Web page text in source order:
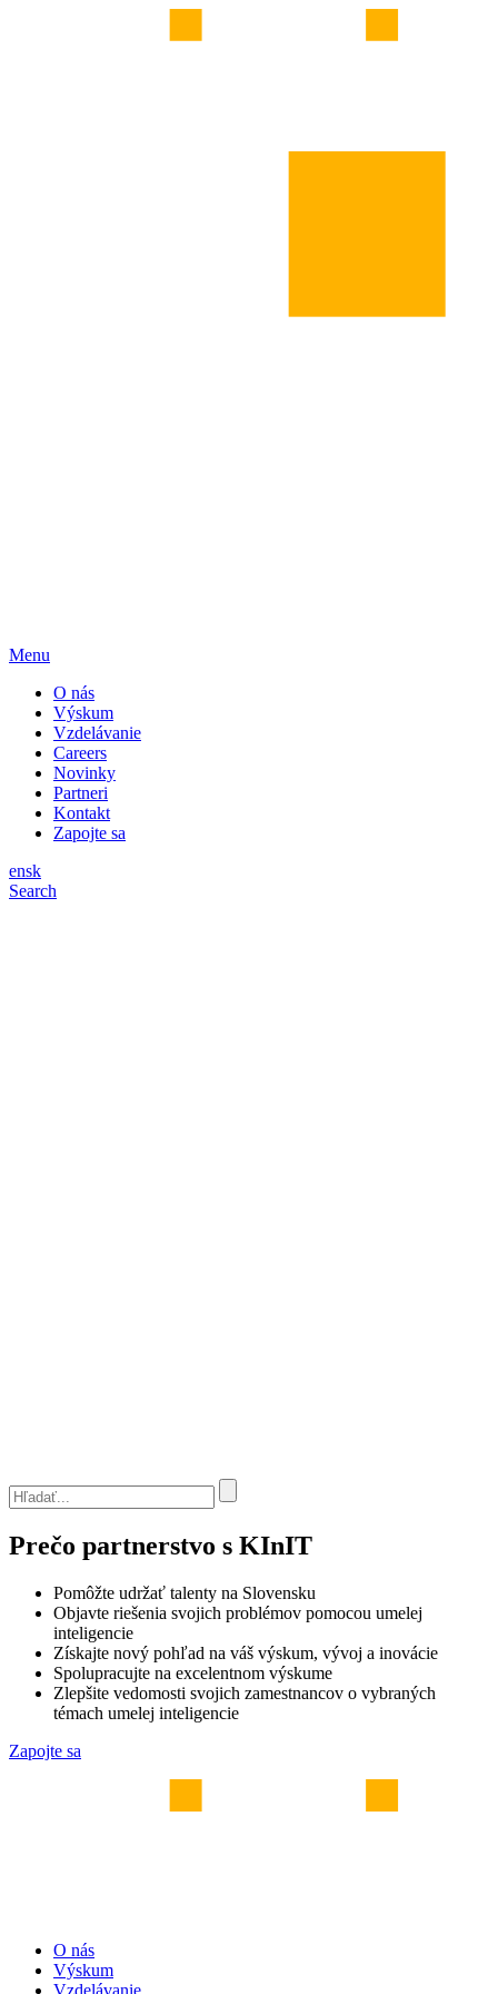
Menu
O nás
Výskum
Vzdelávanie
Careers
Novinky
Partneri
Kontakt
Zapojte sa
ensk
Search
Prečo partnerstvo s KInIT
Pomôžte udržať talenty na Slovensku
Objavte riešenia svojich problémov pomocou umelej
inteligencie
Získajte nový pohľad na váš výskum, vývoj a inovácie
Spolupracujte na excelentnom výskume
Zlepšite vedomosti svojich zamestnancov o vybraných
témach umelej inteligencie
Zapojte sa
O nás
Výskum
Vzdelávanie